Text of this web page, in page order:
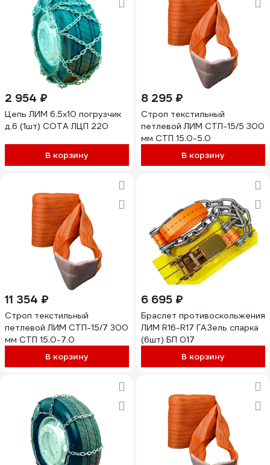
2 954 ₽
Цепь ЛИМ 6.5x10 погрузчик
д.6 (1шт) СОТА ЛЦП 220
В корзину
8 295 ₽
Строп текстильный
петлевой ЛИМ СТП-15/5 300
мм СТП 15.0-5.0
В корзину
11 354 ₽
Строп текстильный
петлевой ЛИМ СТП-15/7 300
мм СТП 15.0-7.0
В корзину
6 695 ₽
Браслет противоскольжения
ЛИМ R16-R17 ГАЗель спарка
(6шт) БП 017
В корзину